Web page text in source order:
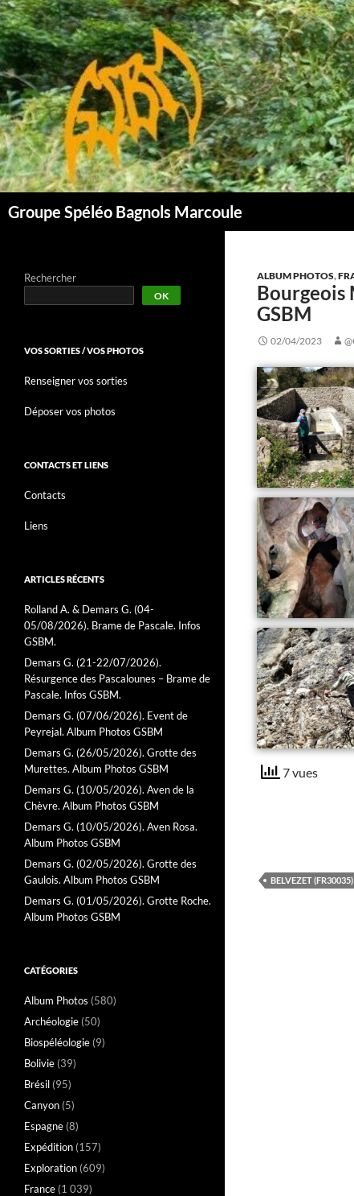
Aller
au
contenu
Groupe Spéléo Bagnols Marcoule
ALBUM PHOTOS,
Bourgeois
GSBM
02/04/2023
7 vues
BELVEZET (FR30035)
Rechercher
OK
VOS SORTIES / VOS PHOTOS
Renseigner vos sorties
Déposer vos photos
CONTACTS ET LIENS
Contacts
Liens
ARTICLES RÉCENTS
Rolland A. & Demars G. (04-
05/08/2026). Brame de Pascale. Infos
GSBM.
Demars G. (21-22/07/2026).
Résurgence des Pascalounes – Brame de
Pascale. Infos GSBM.
Demars G. (07/06/2026). Event de
Peyrejal. Album Photos GSBM
Demars G. (26/05/2026). Grotte des
Murettes. Album Photos GSBM
Demars G. (10/05/2026). Aven de la
Chèvre. Album Photos GSBM
Demars G. (10/05/2026). Aven Rosa.
Album Photos GSBM
Demars G. (02/05/2026). Grotte des
Gaulois. Album Photos GSBM
Demars G. (01/05/2026). Grotte Roche.
Album Photos GSBM
CATÉGORIES
Album Photos (580)
Archéologie (50)
Biospéléologie (9)
Bolivie (39)
Brésil (95)
Canyon (5)
Espagne (8)
Expédition (157)
Exploration (609)
France (1 039)